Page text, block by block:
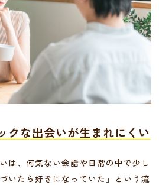
クな出会いが生まれにくい
は、何気ない会話や日常の中で少し
いたら好きになっていた」という流